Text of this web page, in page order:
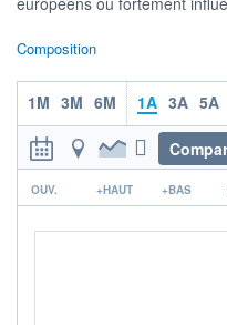
CATÉGORIE MORNINGSTAR
Actions Secteur Autres
FONDS PARTENAIRES
PEA PEA-PME
Composition
1M 3M 6M 1A 3A 5A
r
OUV. +HAUT +BAS